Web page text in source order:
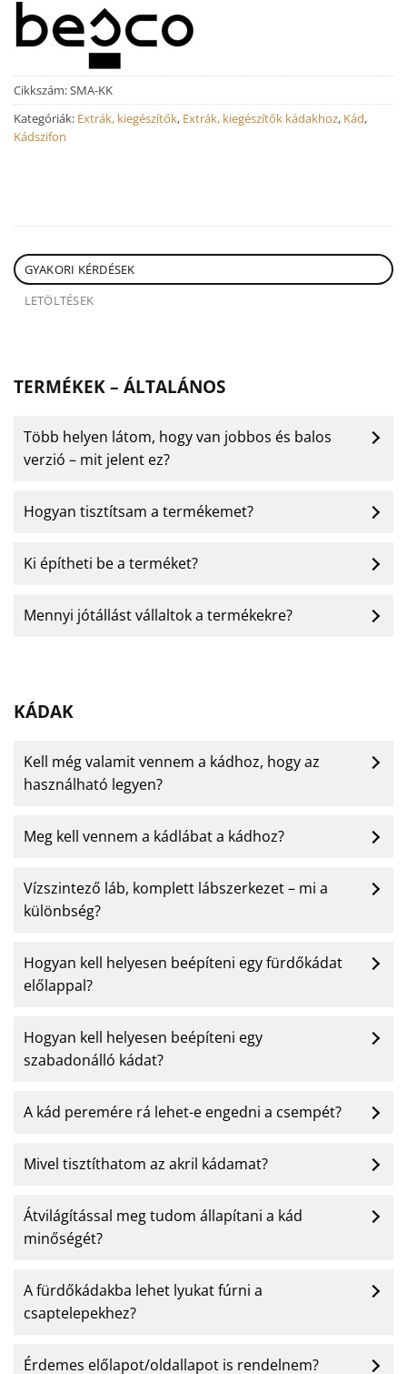
Cikkszám:SMA-KK
Kategóriák: Extrák, kiegészítők, Extrák, kiegészítők kádakhoz, Kád,
Kádszifon
GYAKORI KÉRDÉSEK
LETÖLTÉSEK
TERMÉKEK – ÁLTALÁNOS
Több helyen látom, hogy van jobbos és balos
verzió – mit jelent ez?
Hogyan tisztítsam a termékemet?
Ki építheti be a terméket?
Mennyi jótállást vállaltok a termékekre?
KÁDAK
Kell még valamit vennem a kádhoz, hogy az
használható legyen?
Meg kell vennem a kádlábat a kádhoz?
Vízszintező láb, komplett lábszerkezet – mi a
különbség?
Hogyan kell helyesen beépíteni egy fürdőkádat
előlappal?
Hogyan kell helyesen beépíteni egy
szabadonálló kádat?
A kád peremére rá lehet-e engedni a csempét?
Mivel tisztíthatom az akril kádamat?
Átvilágítással meg tudom állapítani a kád
minőségét?
A fürdőkádakba lehet lyukat fúrni a
csaptelepekhez?
Érdemes előlapot/oldallapot is rendelnem?